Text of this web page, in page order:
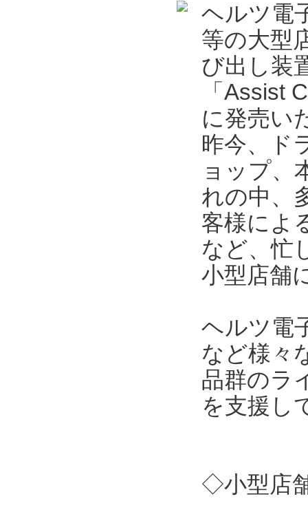
ヘルツ電
等の大型
び出し装
「Assist
に発売い
昨今、ド
ョップ、
れの中、
客様によ
など、忙
小型店舗
ヘルツ電
など様々
品群のラ
を支援し
◇小型店